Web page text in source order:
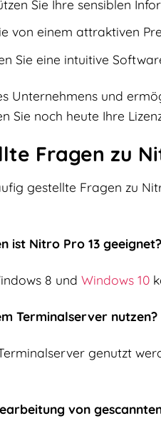
Sie Ihre sensiblen
von einem attraktiven
Sie eine intuitive
Unternehmens und
Sie noch heute Ihre
Fragen zu
gestellte Fragen zu
ist Nitro Pro 13 geeignet?
8 und Windows 10
Terminalserver nutzen?
genutzt
von